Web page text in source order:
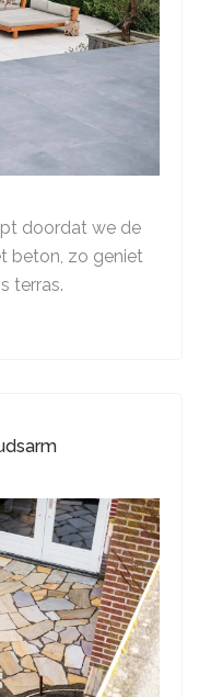
doordat we de
beton, zo geniet
terras.